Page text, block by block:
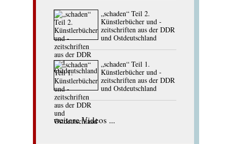
„schaden“ Teil 2.
Künstlerbücher und -
zeitschriften aus der DDR
und Ostdeutschland
„schaden“ Teil 1.
Künstlerbücher und -
zeitschriften aus der DDR
und Ostdeutschland
weitere Videos ...